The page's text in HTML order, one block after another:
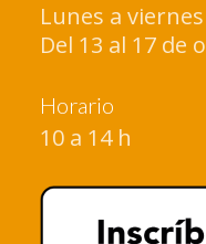
Lunes a viernes
Del 13 al 17 de
Horario
10 a 14 h